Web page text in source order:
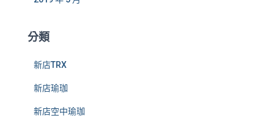
分類
新店TRX
新店瑜珈
新店空中瑜珈